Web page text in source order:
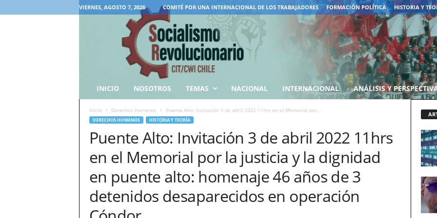
VIERNES, AGOSTO 7, 2026 COMITÉ POR UNA INTERNACIONAL DE LOS TRABAJADORES FORMACIÓN POLÍTICA HISTORIA Y
INICIO NOSOTROS TEMAS NACIONAL INTERNACIONAL ANÁLISIS Y
Inicio Derechos Humanos Puente Alto: Invitación 3 de abril 2022 11hrs en el Memorial por...
DERECHOS HUMANOS HISTORIA Y TEORÍA
Puente Alto: Invitación 3 de abril 2022 11hrs
en el Memorial por la justicia y la dignidad
en puente alto: homenaje 46 años de 3
detenidos desaparecidos en operación